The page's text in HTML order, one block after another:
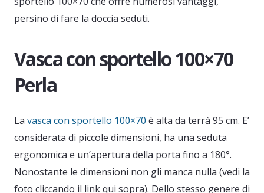
persino di fare la doccia seduti.
Vasca con sportello 100×70
Perla
La vasca con sportello 100×70 è alta da terrà 95 cm. E’
considerata di piccole dimensioni, ha una seduta
ergonomica e un’apertura della porta fino a 180°.
Nonostante le dimensioni non gli manca nulla (vedi la
foto cliccando il link qui sopra). Dello stesso genere di